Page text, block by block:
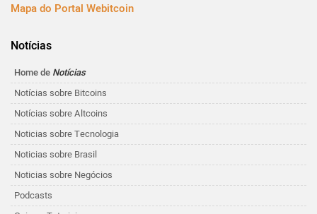
Mapa do Portal Webitcoin
Notícias
Home de Notícias
Notícias sobre Bitcoins
Notícias sobre Altcoins
Noticias sobre Tecnologia
Noticias sobre Brasil
Noticias sobre Negócios
Podcasts